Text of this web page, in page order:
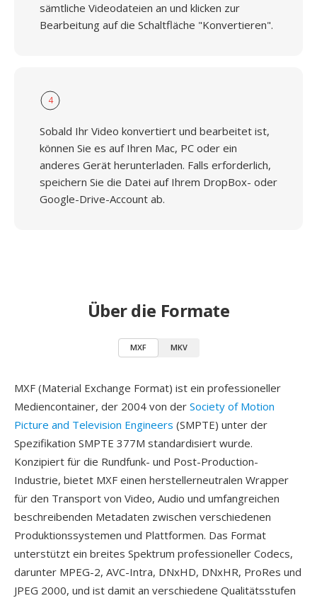
sämtliche Videodateien an und klicken zur
Bearbeitung auf die Schaltfläche "Konvertieren".
4
Sobald Ihr Video konvertiert und bearbeitet ist,
können Sie es auf Ihren Mac, PC oder ein
anderes Gerät herunterladen. Falls erforderlich,
speichern Sie die Datei auf Ihrem DropBox- oder
Google-Drive-Account ab.
Über die Formate
MXF MKV
MXF (Material Exchange Format) ist ein professioneller
Mediencontainer, der 2004 von der Society of Motion
Picture and Television Engineers (SMPTE) unter der
Spezifikation SMPTE 377M standardisiert wurde.
Konzipiert für die Rundfunk- und Post-Production-
Industrie, bietet MXF einen herstellerneutralen Wrapper
für den Transport von Video, Audio und umfangreichen
beschreibenden Metadaten zwischen verschiedenen
Produktionssystemen und Plattformen. Das Format
unterstützt ein breites Spektrum professioneller Codecs,
darunter MPEG-2, AVC-Intra, DNxHD, DNxHR, ProRes und
JPEG 2000, und ist damit an verschiedene Qualitätsstufen